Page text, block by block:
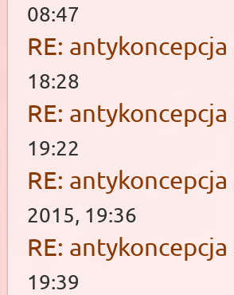
08:47
RE:
18:28
RE:
19:22
RE:
2015, 19:36
RE:
19:39